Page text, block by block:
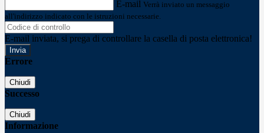
E-mail Verrà inviato un messaggio
all'indirizzo indicato con le istruzioni necessarie.
E-mail inviata, si prega di controllare la casella di posta elettronica!
Errore
Chiudi
Successo
Chiudi
Informazione